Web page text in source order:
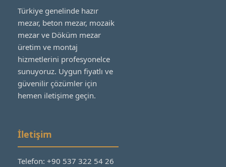
Türkiye genelinde hazır
mezar, beton mezar, mozaik
mezar ve Döküm mezar
üretim ve montaj
hizmetlerini profesyonelce
sunuyoruz. Uygun fiyatlı ve
güvenilir çözümler için
hemen iletişime geçin.
İletişim
Telefon: +90 537 322 54 26